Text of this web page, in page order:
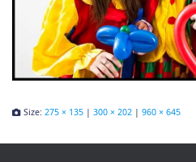
Size: 275 × 135 | 300 × 202 | 960 × 645